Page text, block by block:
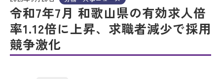
令和7年7月 和歌山県の有効求人倍
率1.12倍に上昇、求職者減少で採用
競争激化